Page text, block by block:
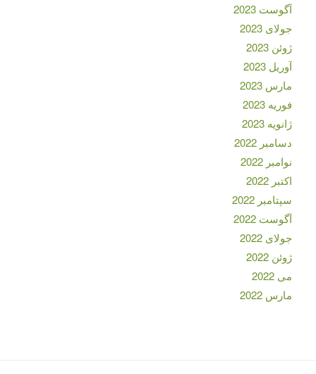
آگوست 2023
جولای 2023
ژوئن 2023
آوریل 2023
مارس 2023
فوریه 2023
ژانویه 2023
دسامبر 2022
نوامبر 2022
اکتبر 2022
سپتامبر 2022
آگوست 2022
جولای 2022
ژوئن 2022
می 2022
مارس 2022